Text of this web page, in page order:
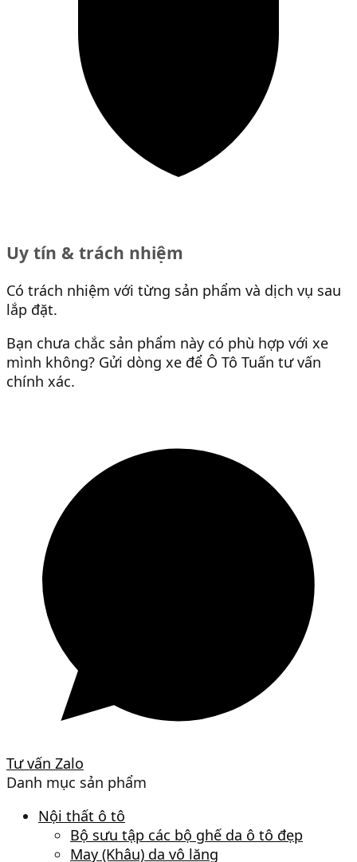
Uy tín & trách nhiệm
Có trách nhiệm với từng sản phẩm và dịch vụ sau
lắp đặt.
Bạn chưa chắc sản phẩm này có phù hợp với xe
mình không? Gửi dòng xe để Ô Tô Tuấn tư vấn
chính xác.
Tư vấn Zalo
Danh mục sản phẩm
Nội thất ô tô
Bộ sưu tập các bộ ghế da ô tô đẹp
May (Khâu) da vô lăng